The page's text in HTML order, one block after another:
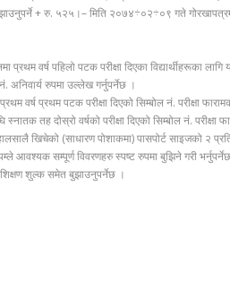
+ रु. ५२५।– मिति २०७४÷०२÷०९ गते
वर्ष पहिलो पटक परीक्षा दिएका विद्यार्थीहरूका
नं. अनिवार्य रुपमा उल्लेख गर्नुपर्नेछ ।
वर्ष प्रथम पटक परीक्षा दिएको सिम्बोल नं. परीक्षा
तह दोस्रो वर्षको परीक्षा दिएको सिम्बोल नं. परीक्षा
खिचेको (साधारण पोशाकमा) पासपोर्ट साइजको २
आवश्यक सम्पूर्ण विवरणहरु स्पष्ट रुपमा बुझिने गरी
शिक्षण शुल्क समेत बुझाउनुपर्नेछ ।